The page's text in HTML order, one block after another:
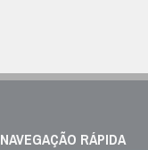
NAVEGAÇÃO RÁPIDA